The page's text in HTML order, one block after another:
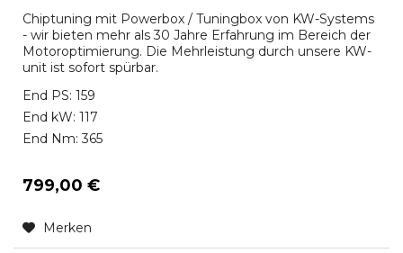
Chiptuning mit Powerbox / Tuningbox von KW-Systems
- wir bieten mehr als 30 Jahre Erfahrung im Bereich der
Motoroptimierung. Die Mehrleistung durch unsere KW-
unit ist sofort spürbar.
End PS: 159
End kW: 117
End Nm: 365
799,00 €
Merken